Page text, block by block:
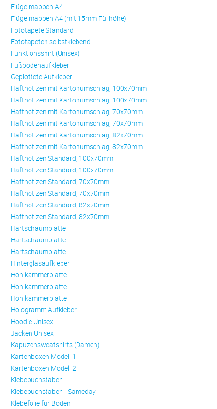
Flügelmappen A4
Flügelmappen A4 (mit 15mm Füllhöhe)
Fototapete Standard
Fototapeten selbstklebend
Funktionsshirt (Unisex)
Fußbodenaufkleber
Geplottete Aufkleber
Haftnotizen mit Kartonumschlag, 100x70mm
Haftnotizen mit Kartonumschlag, 100x70mm
Haftnotizen mit Kartonumschlag, 70x70mm
Haftnotizen mit Kartonumschlag, 70x70mm
Haftnotizen mit Kartonumschlag, 82x70mm
Haftnotizen mit Kartonumschlag, 82x70mm
Haftnotizen Standard, 100x70mm
Haftnotizen Standard, 100x70mm
Haftnotizen Standard, 70x70mm
Haftnotizen Standard, 70x70mm
Haftnotizen Standard, 82x70mm
Haftnotizen Standard, 82x70mm
Hartschaumplatte
Hartschaumplatte
Hartschaumplatte
Hinterglasaufkleber
Hohlkammerplatte
Hohlkammerplatte
Hohlkammerplatte
Hologramm Aufkleber
Hoodie Unisex
Jacken Unisex
Kapuzensweatshirts (Damen)
Kartenboxen Modell 1
Kartenboxen Modell 2
Klebebuchstaben
Klebebuchstaben - Sameday
Klebefolie für Böden